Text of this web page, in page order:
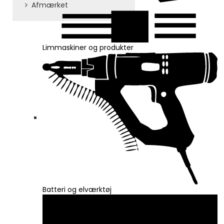
Limmaskiner og produkter
Batteri og elværktøj
Afmærket